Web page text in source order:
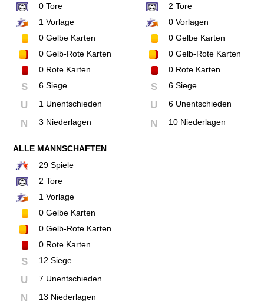
0 Tore
1 Vorlage
0 Gelbe Karten
0 Gelb-Rote Karten
0 Rote Karten
S 6 Siege
U 1 Unentschieden
N 3 Niederlagen
2 Tore
0Vorlagen
0Gelbe Karten
0Gelb-Rote Karten
0Rote Karten
S 6 Siege
U 6 Unentschieden
N 10 Niederlagen
ALLE MANNSCHAFTEN
29 Spiele
2 Tore
1 Vorlage
0 Gelbe Karten
0 Gelb-Rote Karten
0 Rote Karten
S 12 Siege
U 7 Unentschieden
N 13 Niederlagen